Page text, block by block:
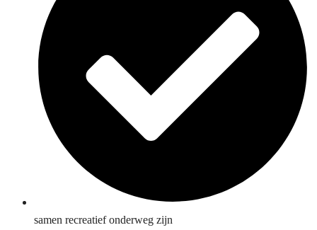
samen recreatief onderweg zijn